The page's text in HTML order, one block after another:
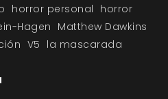
horror personal horror
Hagen Matthew Dawkins
V5 la mascarada